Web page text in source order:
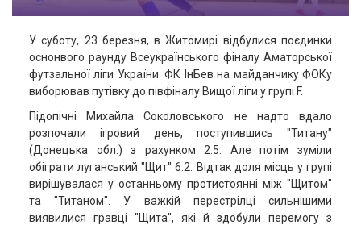
У суботу, 23 березня, в Житомирі відбулися поєдинки
оснонвого раунду Всеукраїнського фіналу Аматорської
футзальної ліги України. ФК ІнБев на майданчику ФОКу
виборював путівку до півфіналу Вищої ліги у групі F.
Підопічні Михайла Соколовського не надто вдало
розпочали ігровий день, поступившись "Титану"
(Донецька обл.) з рахунком 2:5. Але потім зуміли
обіграти луганський "Щит" 6:2. Відтак доля місць у групі
вирішувалася у останньому протистоянні між "Щитом"
та "Титаном". У важкій перестрілці сильнішими
виявилися гравці "Щита", які й здобули перемогу з